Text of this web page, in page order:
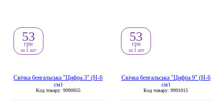
Свічка бенгальська "Цифра 3" (H-6
см)
Код товару: 9990955
53
грн
за 1 шт
Свічка бенгальська "Цифра 9" (H-6
см)
Код товару: 9991015
53
грн
за 1 шт